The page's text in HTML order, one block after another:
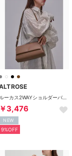
￥3,476
NEW
9%OFF